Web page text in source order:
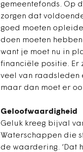
gemeentefonds. Op
zorgen dat
goed moeten
doen moeten
want je moet nu in
financiële positie. Er
veel van raadsleden
maar dan moet er
Geloofwaardigheid
Geluk kreeg bijval
Waterschappen die
de waardering. ‘Dat